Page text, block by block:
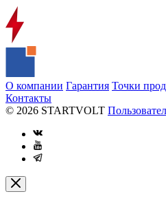
О компании Гарантия Точки
Контакты
© 2026 STARTVOLT